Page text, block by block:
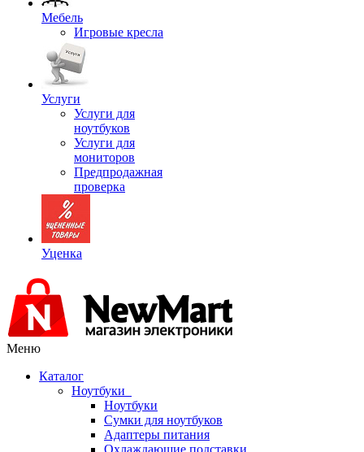
Мебель
Игровые кресла
Услуги
Услуги для
ноутбуков
Услуги для
мониторов
Предпродажная
проверка
Уценка
Меню
Каталог
Ноутбуки
Ноутбуки
Сумки для ноутбуков
Адаптеры питания
Охлаждающие подставки